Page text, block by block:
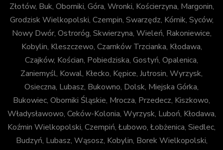
Złotów, Buk, Oborniki, Góra, Wronki, Kościerzyna, Margonin,
Grodzisk Wielkopolski, Czempin, Swarzędz, Kórnik, Syców,
Nowy Dwór, Ostroróg, Skwierzyna, Wieleń, Rakoniewice,
Kobylin, Kleszczewo, Czarnków Trzcianka, Kłodawa,
Czajków, Kościan, Pobiedziska, Gostyń, Opalenica,
Zaniemyśl, Kowal, Kłecko, Kępice, Jutrosin, Wyrzysk,
Osieczna, Lubasz, Bukowno, Dolsk, Miejska Górka,
Bukowiec, Oborniki Śląskie, Mrocza, Przedecz, Kiszkowo,
Władysławowo, Ceków-Kolonia, Wyrzysk, Luboń, Kłodawa,
Koźmin Wielkopolski, Czempiń, Łubowo, Łobżenica, Siedlec,
Budzyń, Lubasz, Wąsosz, Kobylin, Borek Wielkopolski,